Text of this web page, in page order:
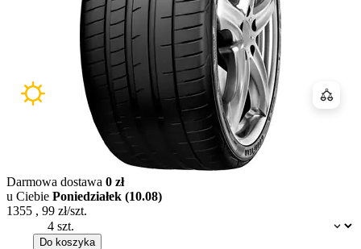
Dostępność:
Darmowa dostawa 0 zł
u Ciebie Poniedziałek (10.08)
1355 , 99 zł/szt.
Do koszyka